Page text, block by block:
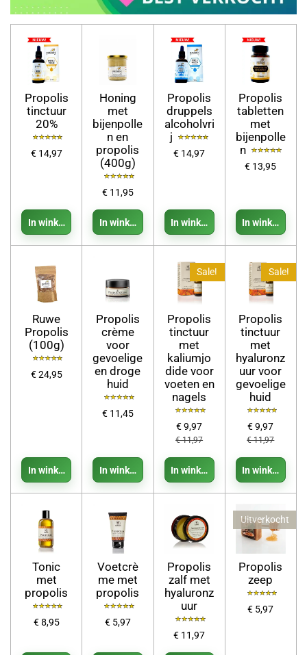
Propolis
tinctuur
20%
€ 14,97
In winkelwagen
Honing
met
bijenpolle
n en
propolis
(400g)
€ 11,95
In winkelwagen
Propolis
druppels
alcoholvri
j
€ 14,97
In winkelwagen
Propolis
tabletten
met
bijenpolle
n
€ 13,95
In
Ruwe
Propolis
(100g)
€ 24,95
In winkelwagen
Propolis
crème
voor
gevoelige
en droge
huid
€ 11,45
In winkelwagen
Sale!
Propolis
tinctuur
met
kaliumjo
dide voor
voeten en
nagels
€ 9,97
€ 11,97
In winkelwagen
Sale!
Propolis
tinctuur
met
hyaluronz
uur voor
gevoelige
huid
€ 9,97
€ 11,97
In
Tonic
met
propolis
€ 8,95
Voetcrè
me met
propolis
€ 5,97
Propolis
zalf met
hyaluronz
uur
€ 11,97
Uitverkocht
Propolis
zeep
€ 5,97